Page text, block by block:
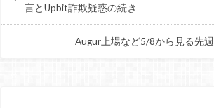
言とUpbit詐欺疑惑の続き
Augur上場など5/8から見る先週